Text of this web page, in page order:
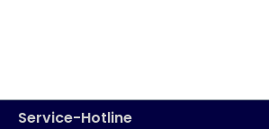
Service-Hotline